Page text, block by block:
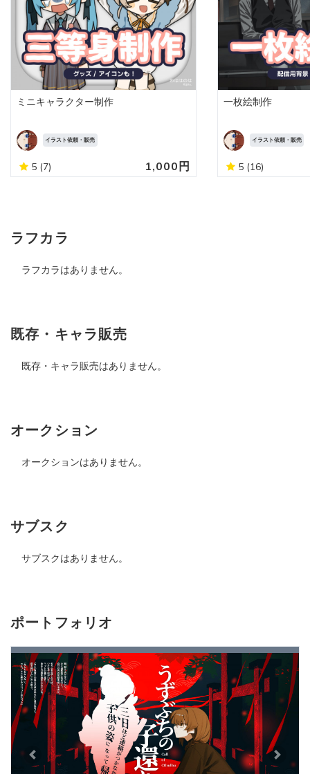
ミニキャラクター制作
イラスト依頼・販売
5 (7) 1,000円
一枚絵制作
イラスト依頼・販売
5 (16)
ラフカラ
ラフカラはありません。
既存・キャラ販売
既存・キャラ販売はありません。
オークション
オークションはありません。
サブスク
サブスクはありません。
ポートフォリオ
Previous Next